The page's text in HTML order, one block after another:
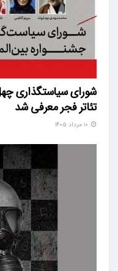
شورای سیاستگذاری
تئاتر فجر معرفی شد